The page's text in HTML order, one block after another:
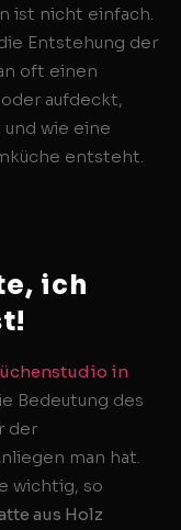
ist nicht einfach.
Entstehung der
oft einen
aufdeckt,
wie eine
entsteht.
ich
in
Bedeutung des
der
man hat.
wichtig, so
aus Holz